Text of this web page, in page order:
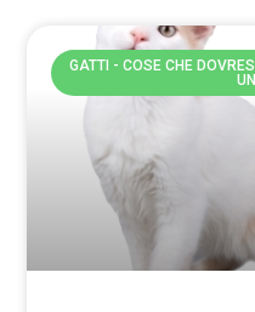
GATTI - COSE CHE